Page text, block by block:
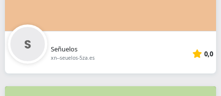
Señuelos
xn--seuelos-5za.es 0,0